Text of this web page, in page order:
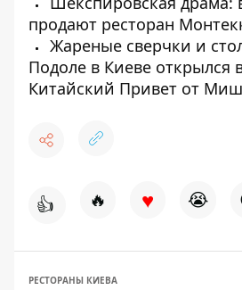
продают ресторан
Жареные сверчки и
Подоле в Киеве открылся
Китайский Привет от
👍 🔥 ♥ 😭
РЕСТОРАНЫ КИЕВА